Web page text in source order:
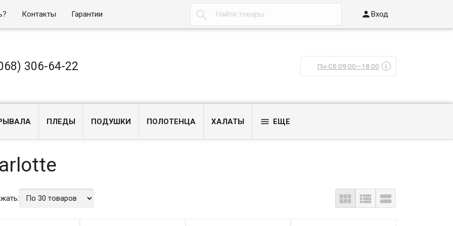
Контакты Гарантии  Вход
306-64-22 Пн-Сб 09:00—18:00 i
ПЛЕДЫ ПОДУШКИ ПОЛОТЕНЦА ХАЛАТЫ  ЕЩЕ
  